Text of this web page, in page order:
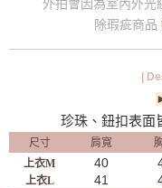
外拍會因為室內外光
除瑕疵商品
|
珍珠、鈕扣表面
尺寸 肩寬
上衣M
上衣L
40
41